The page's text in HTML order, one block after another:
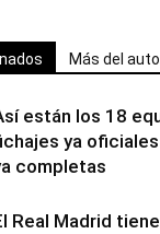
Más del
están los 18
ya
completas
Real Madrid